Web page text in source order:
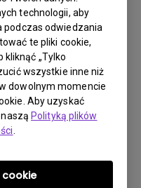
technologii, aby
podczas odwiedzania
te pliki cookie,
kliknąć „Tylko
wszystkie inne niż
dowolnym momencie
Aby uzyskać
Polityką plików
i jak go
lub backlight